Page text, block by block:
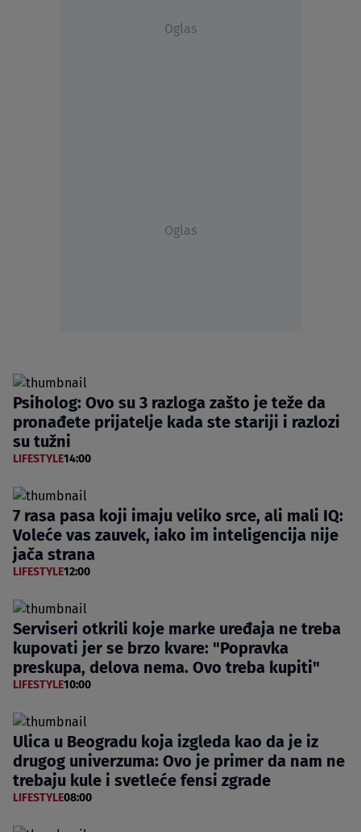
Oglas
Oglas
Psiholog: Ovo su 3 razloga zašto je teže da
pronađete prijatelje kada ste stariji i razlozi
su tužni
LIFESTYLE14:00
7 rasa pasa koji imaju veliko srce, ali mali IQ:
Voleće vas zauvek, iako im inteligencija nije
jača strana
LIFESTYLE12:00
Serviseri otkrili koje marke uređaja ne treba
kupovati jer se brzo kvare: "Popravka
preskupa, delova nema. Ovo treba kupiti"
LIFESTYLE10:00
Ulica u Beogradu koja izgleda kao da je iz
drugog univerzuma: Ovo je primer da nam ne
trebaju kule i svetleće fensi zgrade
LIFESTYLE08:00